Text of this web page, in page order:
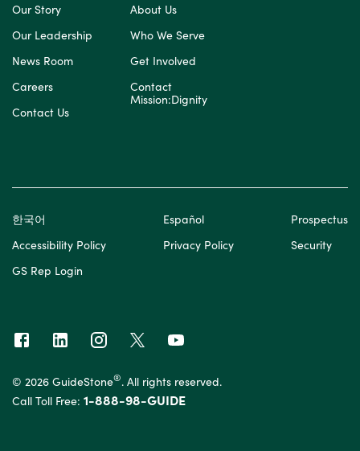
Our Story
Our Leadership
News Room
Careers
Contact Us
About Us
Who We Serve
Get Involved
Contact
Mission:Dignity
한국어 Español
Prospectus
Accessibility Policy
Privacy Policy
Security
GS Rep Login
© 2026 GuideStone®. All rights reserved.
Call Toll Free: 1-888-98-GUIDE